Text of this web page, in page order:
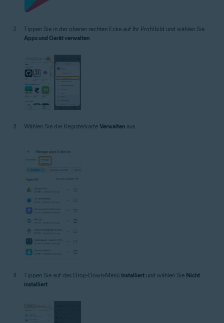
Tippen Sie in der oberen rechten Ecke auf Ihr Profilbild und wählen Sie
Apps und Gerät verwalten.
Wählen Sie die Registerkarte Verwalten aus.
Tippen Sie auf das Drop-Down-Menü Installiert und wählen Sie Nicht
installiert.